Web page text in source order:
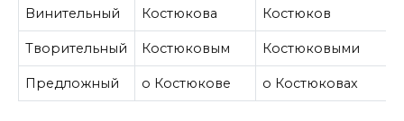
Винительный Костюкова Костюков
Творительный Костюковым Костюковыми
Предложный о Костюкове о Костюковах